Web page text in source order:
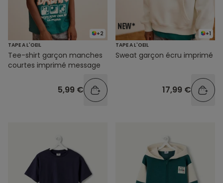
+2
TAPE A L'OEIL
Tee-shirt garçon manches
courtes imprimé message
5,99 €
+1
TAPE A L'OEIL
Sweat garçon écru imprimé
17,99 €